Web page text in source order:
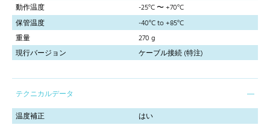
動作温度
-25°C 〜 +70°C
保管温度
-40°C to +85°C
重量
270 g
現行バージョン
ケーブル接続 (特注)
テクニカルデータ
温度補正
はい